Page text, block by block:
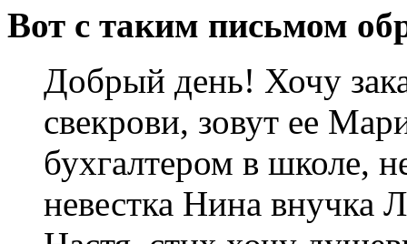
Вот с таким письмом
Добрый день! Хочу
свекрови, зовут ее
бухгалтером в школе,
невестка Нина внучка